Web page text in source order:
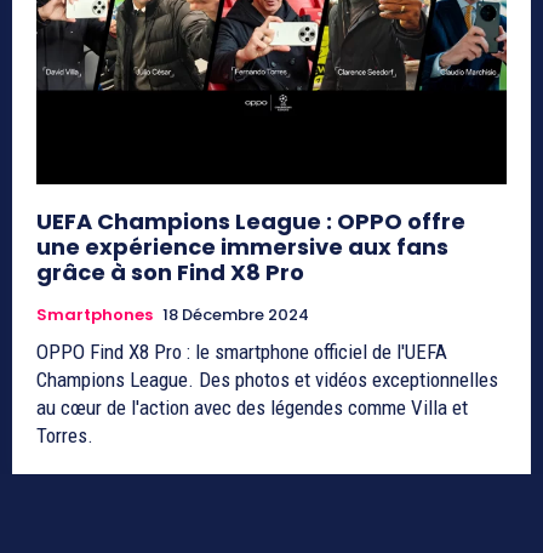
UEFA Champions League : OPPO offre
une expérience immersive aux fans
grâce à son Find X8 Pro
Smartphones 18 Décembre 2024
OPPO Find X8 Pro : le smartphone officiel de l'UEFA
Champions League. Des photos et vidéos exceptionnelles
au cœur de l'action avec des légendes comme Villa et
Torres.